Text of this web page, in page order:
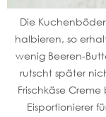
Die
halbieren, so
wenig Beeren-
rutscht später
Frischkäse
Eisportionierer